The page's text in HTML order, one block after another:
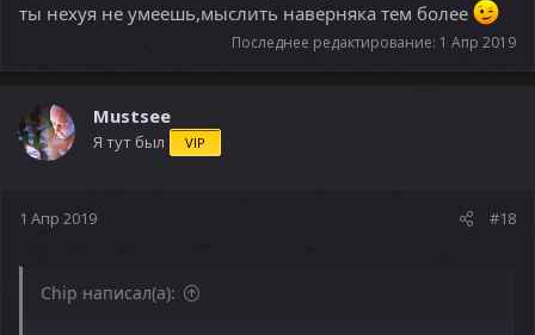
ты нехуя не умеешь,мыслить наверняка тем более
Последнее редактирование: 1 Апр 2019
Mustsee
Я тут был VIP
1 Апр 2019 #18
Chip написал(а):